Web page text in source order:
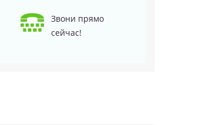
Звони прямо
сейчас!